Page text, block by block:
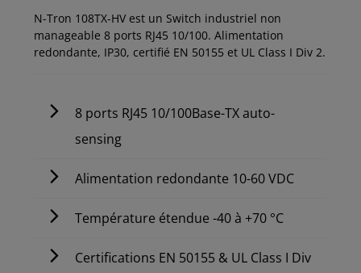
N-Tron 108TX-HV est un Switch industriel non
manageable 8 ports RJ45 10/100. Alimentation
redondante, IP30, certifié EN 50155 et UL Class I Div 2.
8 ports RJ45 10/100Base-TX auto-
sensing
Alimentation redondante 10-60 VDC
Température étendue -40 à +70 °C
Certifications EN 50155 & UL Class I Div